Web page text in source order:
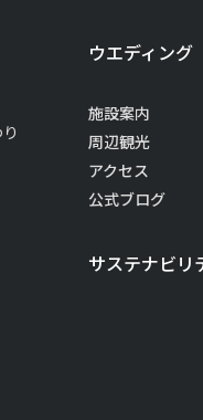
ウエディング
施設案内
周辺観光
アクセス
公式ブログ
サステナビリ